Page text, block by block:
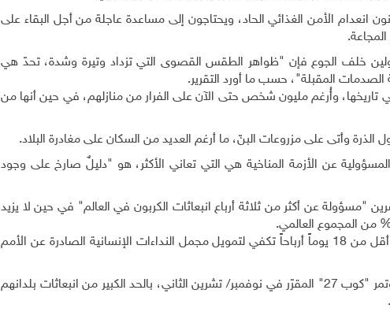
يعانون انعدام الأمن الغذائي الحاد، ويحتاجون إلى مساعدة عاجلة من أجل البقاء على
.
خلف الجوع فإن "ظواهر الطقس القصوى التي تزداد وتيرة وشدة، تحدّ هي
المقبلة"، حسب ما أورد التقرير.
وأُرغم مليون شخص حتى الآن على الفرار من منازلهم، في حين أنها من
.
عن الأزمة المناخية هي التي تعاني الأكثر، هو "دليلٌ صارخ على وجود
عن أكثر من ثلاثة أرباع انبعاثات الكربون في العالم" في حين لا يزيد
.
ولفت التقرير إلى أن "شركات الطاقات الأحفورية تجني في أقل من 18 يوماً أرباحاً تكفي لتمويل مجمل النداءات الإنسانية الصادرة عن الأمم
ورأت "أوكسفام" أن على قادة العالم تقديم تعهدات في مؤتمر "كوب 27" المقرّر في نوفمبر/ تشرين الثاني، بالحد الكبير من انبعاثات بلدانهم
.